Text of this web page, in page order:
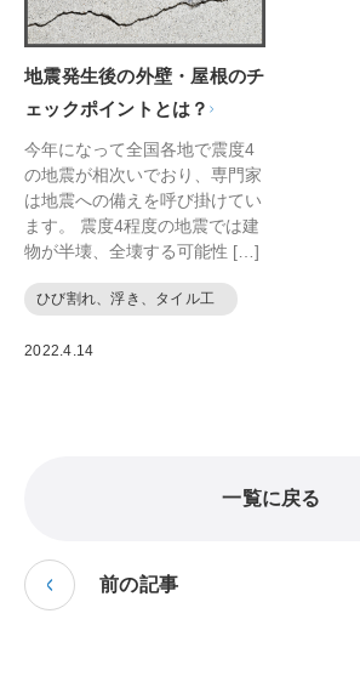
地震発生後の外壁・屋根のチ
ェックポイントとは？
今年になって全国各地で震度4
の地震が相次いでおり、専門家
は地震への備えを呼び掛けてい
ます。 震度4程度の地震では建
物が半壊、全壊する可能性 […]
ひび割れ、浮き、タイル工
2022.4.14
前の記事
一覧に戻る